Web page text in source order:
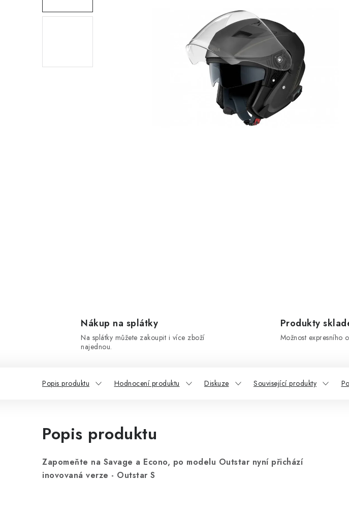
Nákup na splátky
Na splátky můžete zakoupit i více zboží
najednou.
Produkty
Možnost expresního
Popis produktu Hodnocení produktu Diskuze Související produkty
Popis produktu
Zapomeňte na Savage a Econo, po modelu Outstar nyní přichází
inovovaná verze - Outstar S